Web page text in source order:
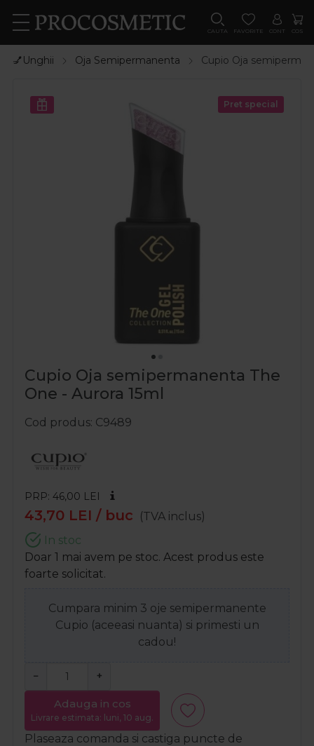
CAUTA FAVORITE CONT COS
💅Unghii Oja Semipermanenta Cupio Oja
Pret special
Cupio Oja semipermanenta The
One - Aurora 15ml
Cod produs C9489
PRP: 46,00 LEI
43,70 LEI / buc
(TVA inclus)
In stoc
Doar 1 mai avem pe stoc. Acest produs este
foarte solicitat.
Cumpara minim 3 oje semipermanente
Cupio (aceeasi nuanta) si primesti un
cadou!
− +
Adauga in cos
Livrare estimata: luni, 10 aug.
Plaseaza comanda si castiga puncte de